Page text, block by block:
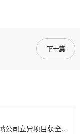
下一篇
江苏中烟南通烟滤嘴公司立异项目获全国青年职业技术大赛职工组优胜奖